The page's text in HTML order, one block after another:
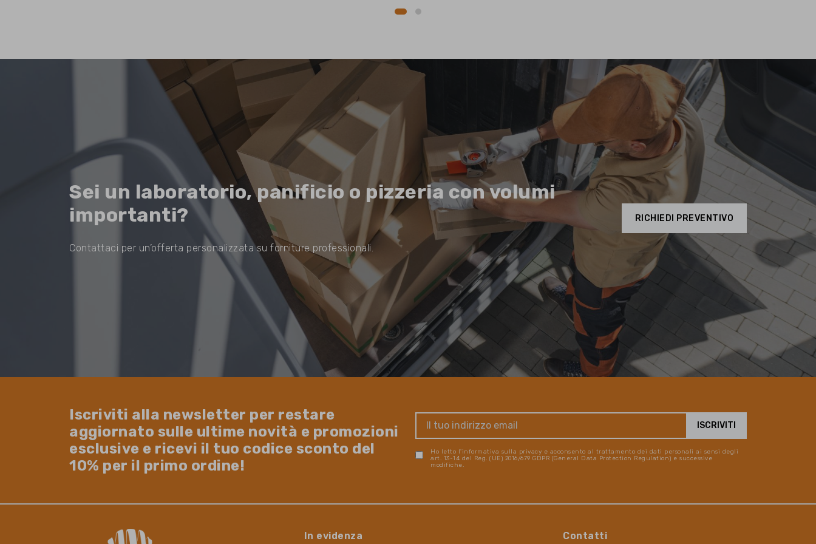
Sei un laboratorio, panificio o pizzeria con volumi
importanti?
Contattaci per un’offerta personalizzata su forniture professionali.
RICHIEDI PREVENTIVO
Iscriviti alla newsletter per restare
aggiornato sulle ultime novità e promozioni
esclusive e ricevi il tuo codice sconto del
10% per il primo ordine!
Ho letto l'informativa sulla privacy e acconsento al trattamento dei dati personali ai sensi degli
art. 13-14 del Reg. (UE) 2016/679 GDPR (General Data Protection Regulation) e successive
modifiche.
In evidenza Contatti